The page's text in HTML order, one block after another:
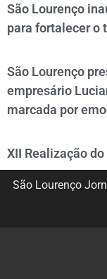
São Lourenço
para fortalecer o
São Lourenço
empresário
marcada por
XII Realização
São Lourenço